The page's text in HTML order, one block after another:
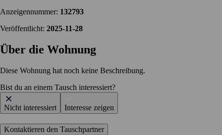
Anzeigennummer: 132793
Veröffentlicht: 2025-11-28
Über die Wohnung
Diese Wohnung hat noch keine Beschreibung.
Bist du an einem Tausch interessiert?
Nicht interessiert Interesse zeigen
Kontaktieren den Tauschpartner